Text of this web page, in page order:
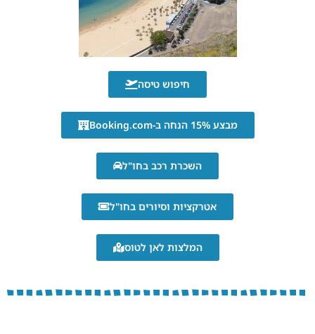
חיפוש טיסה
מבצע 15% הנחה ב-Booking.com
השכרת רכב בחו"ל
אטרקציות וסיורים בחו"ל
המלצות לאן לטוס